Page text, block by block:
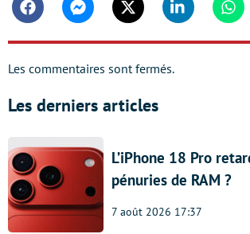
FacebookMessengerTwitter Linkedin
Les commentaires sont fermés.
Les derniers articles
L’iPhone 18 Pro
pénuries de RAM ?
7 août 2026 17:37